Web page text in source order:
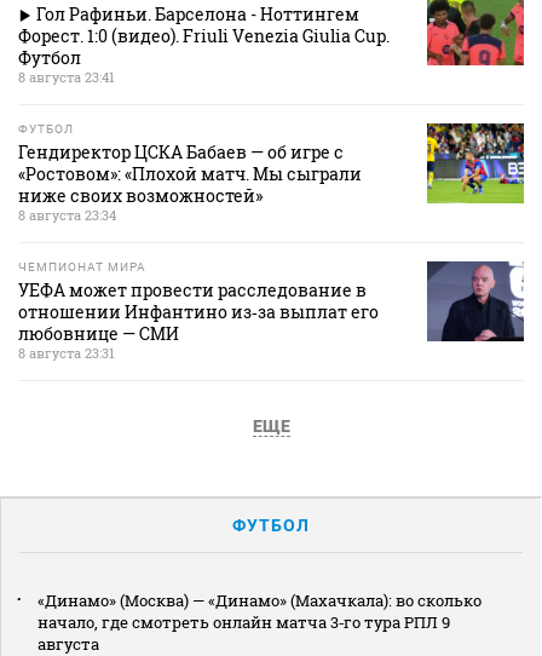
Гол Рафиньи. Барселона - Ноттингем
Форест. 1:0 (видео). Friuli Venezia Giulia Cup.
Футбол
8 августа 23:41
ФУТБОЛ
Гендиректор ЦСКА Бабаев — об игре с
«Ростовом»: «Плохой матч. Мы сыграли
ниже своих возможностей»
8 августа 23:34
ЧЕМПИОНАТ МИРА
УЕФА может провести расследование в
отношении Инфантино из‑за выплат его
любовнице — СМИ
8 августа 23:31
ЕЩЕ
ФУТБОЛ
«Динамо» (Москва) — «Динамо» (Махачкала): во сколько
начало, где смотреть онлайн матча 3‑го тура РПЛ 9
августа